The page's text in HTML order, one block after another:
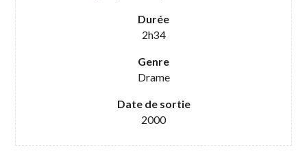
Durée
2h34
Genre
Drame
Date de sortie
2000